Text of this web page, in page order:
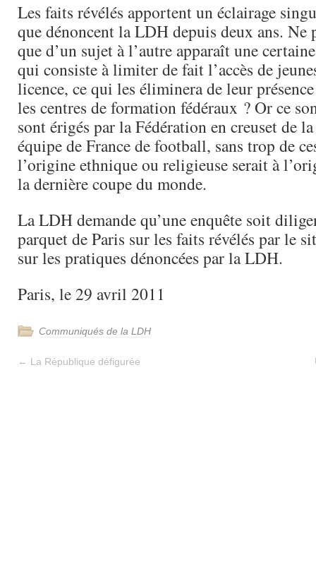
Les faits révélés apportent un éclairage
que dénoncent la LDH depuis deux ans.
que d’un sujet à l’autre apparaît une
qui consiste à limiter de fait l’accès de
licence, ce qui les éliminera de leur
les centres de formation fédéraux ? Or ce
sont érigés par la Fédération en creuset de
équipe de France de football, sans trop de
l’origine ethnique ou religieuse serait à
la dernière coupe du monde.
La LDH demande qu’une enquête soit
parquet de Paris sur les faits révélés par le
sur les pratiques dénoncées par la LDH.
Paris, le 29 avril 2011
Communiqués de la LDH
← La République défigurée